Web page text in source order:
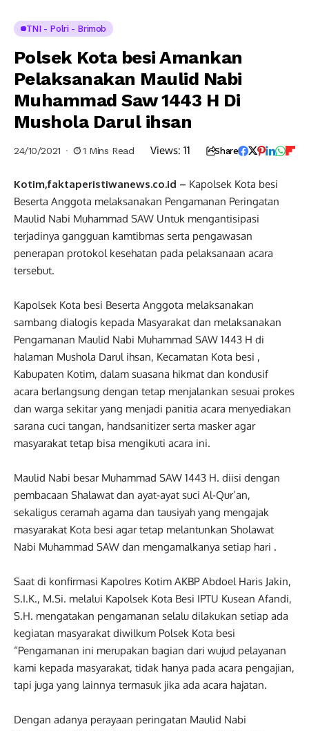
TNI - Polri - Brimob
Polsek Kota besi Amankan
Pelaksanakan Maulid Nabi
Muhammad Saw 1443 H Di
Mushola Darul ihsan
24/10/2021 1 Mins Read Views: 11 Share
Kotim,faktaperistiwanews.co.id – Kapolsek Kota besi
Beserta Anggota melaksanakan Pengamanan Peringatan
Maulid Nabi Muhammad SAW Untuk mengantisipasi
terjadinya gangguan kamtibmas serta pengawasan
penerapan protokol kesehatan pada pelaksanaan acara
tersebut.
Kapolsek Kota besi Beserta Anggota melaksanakan
sambang dialogis kepada Masyarakat dan melaksanakan
Pengamanan Maulid Nabi Muhammad SAW 1443 H di
halaman Mushola Darul ihsan, Kecamatan Kota besi ,
Kabupaten Kotim, dalam suasana hikmat dan kondusif
acara berlangsung dengan tetap menjalankan sesuai prokes
dan warga sekitar yang menjadi panitia acara menyediakan
sarana cuci tangan, handsanitizer serta masker agar
masyarakat tetap bisa mengikuti acara ini.
Maulid Nabi besar Muhammad SAW 1443 H. diisi dengan
pembacaan Shalawat dan ayat-ayat suci Al-Qur’an,
sekaligus ceramah agama dan tausiyah yang mengajak
masyarakat Kota besi agar tetap melantunkan Sholawat
Nabi Muhammad SAW dan mengamalkanya setiap hari .
Saat di konfirmasi Kapolres Kotim AKBP Abdoel Haris Jakin,
S.I.K., M.Si. melalui Kapolsek Kota Besi IPTU Kusean Afandi,
S.H. mengatakan pengamanan selalu dilakukan setiap ada
kegiatan masyarakat diwilkum Polsek Kota besi
“Pengamanan ini merupakan bagian dari wujud pelayanan
kami kepada masyarakat, tidak hanya pada acara pengajian,
tapi juga yang lainnya termasuk jika ada acara hajatan.
Dengan adanya perayaan peringatan Maulid Nabi